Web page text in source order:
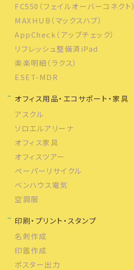
FC550（フェイルオーバーコネクト）
MAXHUB（マックスハブ）
AppCheck（アップチェック）
リフレッシュ整備済iPad
楽楽明細（ラクス）
ESET-MDR
オフィス用品・エコサポート・家具
アスクル
ソロエルアリーナ
オフィス家具
オフィスツアー
ペーパーリサイクル
ベンハウス電気
空調服
印刷・プリント・スタンプ
名刺作成
印鑑作成
ポスター出力